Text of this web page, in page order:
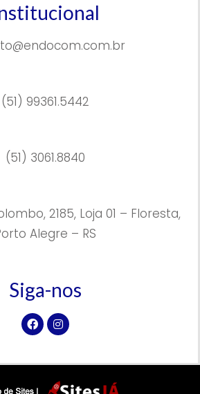
(51) 99361.5442
(51) 3061.8840
2185, Loja 01 – Floresta,
Alegre – RS
Siga-nos